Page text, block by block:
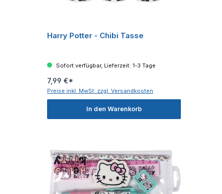
Harry Potter - Chibi Tasse
Sofort verfügbar, Lieferzeit: 1-3 Tage
7,99 €*
Preise inkl. MwSt. zzgl. Versandkosten
In den Warenkorb